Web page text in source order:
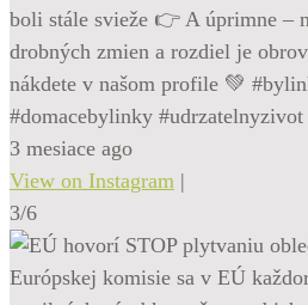
boli stále svieže 👉 A úprimne –
drobných zmien a rozdiel je
nákdete v našom profile 💚
#domacebylinky #udrzatelnyzivot
3 mesiace ago
View on Instagram |
3/6